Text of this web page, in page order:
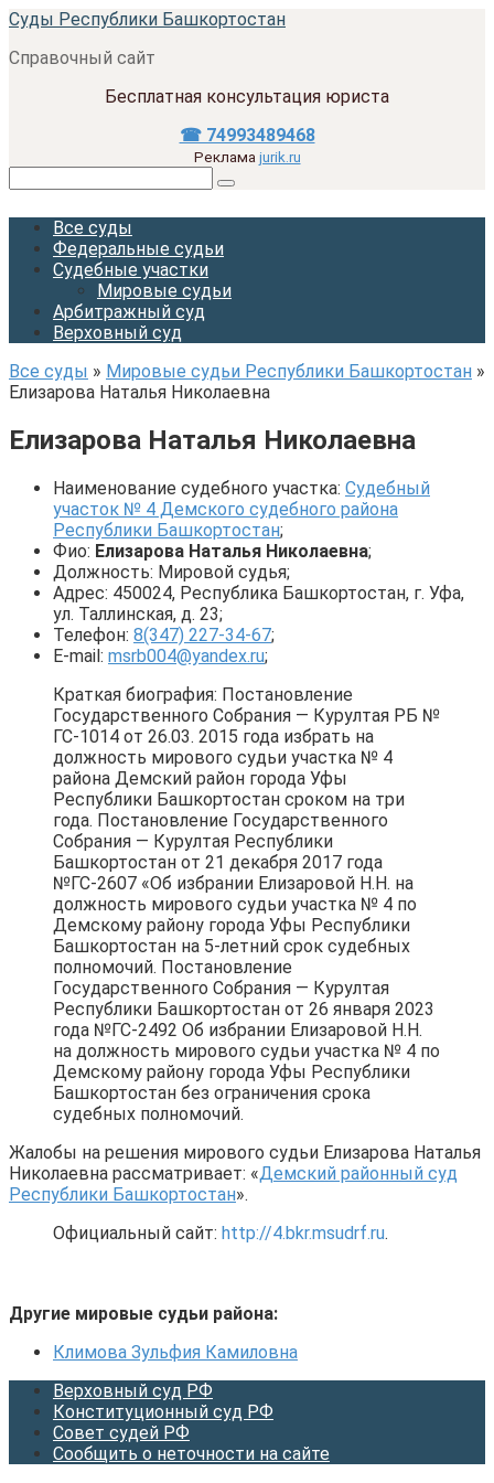
Перейти
контенту
Суды Республики Башкортостан
Справочный сайт
Бесплатная консультация юриста
☎ 74993489468
Реклама jurik.ru
Все суды
Федеральные судьи
Судебные участки
Мировые судьи
Арбитражный суд
Верховный суд
Все суды » Мировые судьи Республики Башкортостан »
Елизарова Наталья Николаевна
Елизарова Наталья Николаевна
Наименование судебного участка: Судебный
участок № 4 Демского судебного района
Республики Башкортостан;
Фио: Елизарова Наталья Николаевна;
Должность: Мировой судья;
Адрес: 450024, Республика Башкортостан, г. Уфа,
ул. Таллинская, д. 23;
Телефон: 8(347) 227-34-67;
E-mail: msrb004@yandex.ru;
Краткая биография: Постановление
Государственного Собрания — Курултая РБ №
ГС-1014 от 26.03. 2015 года избрать на
должность мирового судьи участка № 4
района Демский район города Уфы
Республики Башкортостан сроком на три
года. Постановление Государственного
Собрания — Курултая Республики
Башкортостан от 21 декабря 2017 года
№ГС-2607 «Об избрании Елизаровой Н.Н. на
должность мирового судьи участка № 4 по
Демскому району города Уфы Республики
Башкортостан на 5-летний срок судебных
полномочий. Постановление
Государственного Собрания — Курултая
Республики Башкортостан от 26 января 2023
года №ГС-2492 Об избрании Елизаровой Н.Н.
на должность мирового судьи участка № 4 по
Демскому району города Уфы Республики
Башкортостан без ограничения срока
судебных полномочий.
Жалобы на решения мирового судьи Елизарова Наталья
Николаевна рассматривает: «Демский районный суд
Республики Башкортостан».
Официальный сайт: http://4.bkr.msudrf.ru.
Другие мировые судьи района:
Климова Зульфия Камиловна
Верховный суд РФ
Конституционный суд РФ
Совет судей РФ
Сообщить о неточности на сайте